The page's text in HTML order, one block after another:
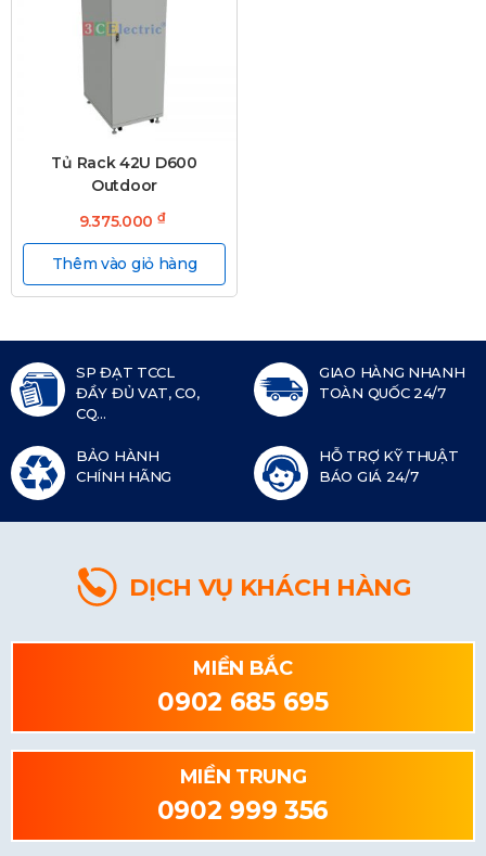
Tủ Rack 42U D600
Outdoor
9.375.000 ₫
Thêm vào giỏ hàng
SP ĐẠT TCCL
ĐẦY ĐỦ VAT, CO,
CQ...
GIAO HÀNG NHANH
TOÀN QUỐC 24/7
BẢO HÀNH
CHÍNH HÃNG
HỖ TRỢ KỸ THUẬT
BÁO GIÁ 24/7
DỊCH VỤ KHÁCH HÀNG
MIỀN BẮC
0902 685 695
MIỀN TRUNG
0902 999 356